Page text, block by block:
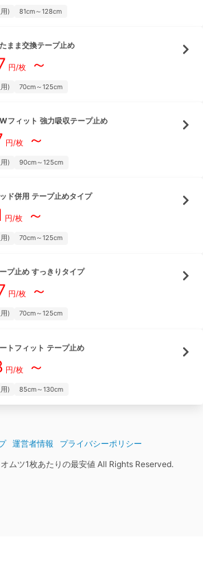
) 81cm～128cm
まま交換テープ止め
円/枚～
) 70cm～125cm
フィット 強力吸収テープ止め
円/枚～
) 90cm～125cm
ド併用 テープ止めタイプ
円/枚～
) 70cm～125cm
プ止め すっきりタイプ
円/枚～
) 70cm～125cm
トフィット テープ止め
円/枚～
) 85cm～130cm
運営者情報
プライバシーポリシー
ムツ1枚あたりの最安値 All Rights Reserved.